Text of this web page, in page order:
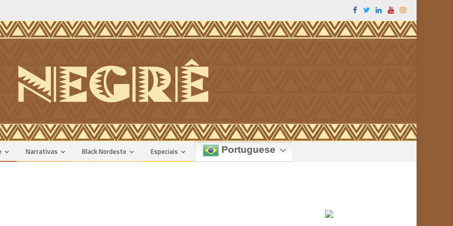
Narrativas Black Nordeste Especiais Portuguese